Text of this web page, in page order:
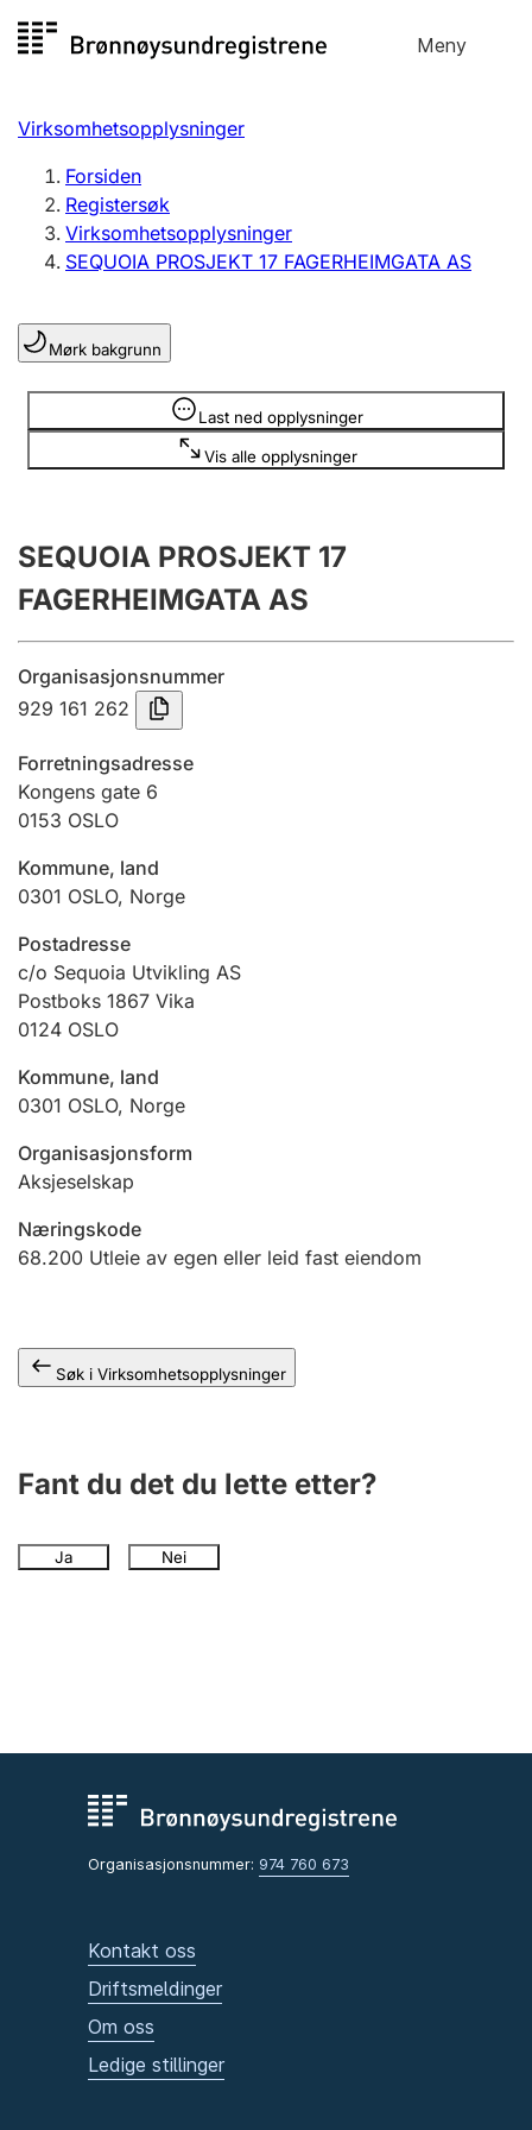
til
Meny
Registersøk
Aksjeselskap
Enkeltpersonforetak
Registrere, endre, slette
Lag og forening
Registrere, endre, slette
Årsregnskap
Innsending og forsinkelsesgebyr
Tinglysing
Jeger
Betaling og jegeravgiftskort
Ektepaktveileder
Offentlig sektor
Andre tema
Virksomhetsopplysninger
Forsiden
Registersøk
Virksomhetsopplysninger
SEQUOIA PROSJEKT 17 FAGERHEIMGATA AS
Mørk bakgrunn
Last ned opplysninger
Vis alle opplysninger
Opplysninger er skjult
SEQUOIA PROSJEKT 17
FAGERHEIMGATA AS
Organisasjonsnummer
929 161 262
Forretningsadresse
Kongens gate 6
0153 OSLO
Kommune, land
0301 OSLO, Norge
Postadresse
c/o Sequoia Utvikling AS
Postboks 1867 Vika
0124 OSLO
Kommune, land
0301 OSLO, Norge
Organisasjonsform
Aksjeselskap
Næringskode
68.200 Utleie av egen eller leid fast eiendom
Søk i Virksomhetsopplysninger
Fant du det du lette etter?
Ja Nei
Organisasjonsnummer: 974 760 673
Kontakt oss
Driftsmeldinger
Om oss
Ledige stillinger